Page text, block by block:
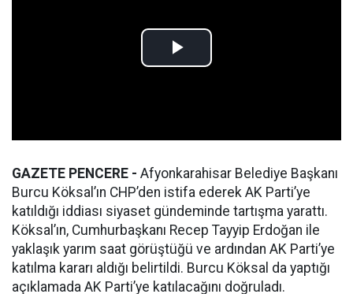
GAZETE PENCERE - Afyonkarahisar Belediye Başkanı
Burcu Köksal’ın CHP’den istifa ederek AK Parti’ye
katıldığı iddiası siyaset gündeminde tartışma yarattı.
Köksal’ın, Cumhurbaşkanı Recep Tayyip Erdoğan ile
yaklaşık yarım saat görüştüğü ve ardından AK Parti’ye
katılma kararı aldığı belirtildi. Burcu Köksal da yaptığı
açıklamada AK Parti’ye katılacağını doğruladı.